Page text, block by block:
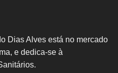
Dias Alves está no mercado
e dedica-se à